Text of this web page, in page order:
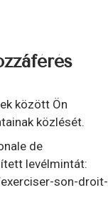
között Ön
közlését.
de
levélmintát:
son-droit-